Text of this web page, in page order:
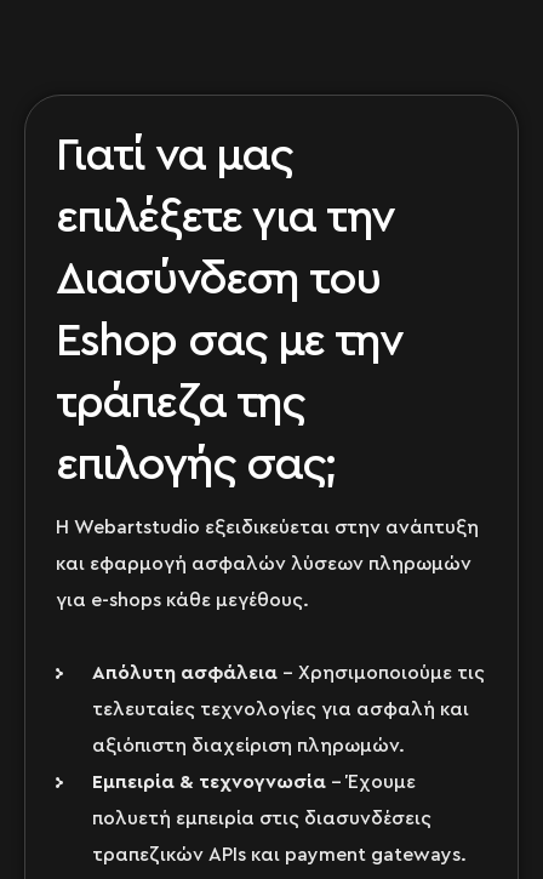
Γιατί να μας
επιλέξετε για την
Διασύνδεση του
Eshop σας με την
τράπεζα της
επιλογής σας;
Η Webartstudio εξειδικεύεται στην ανάπτυξη
και εφαρμογή ασφαλών λύσεων πληρωμών
για e-shops κάθε μεγέθους.
Απόλυτη ασφάλεια – Χρησιμοποιούμε τις
τελευταίες τεχνολογίες για ασφαλή και
αξιόπιστη διαχείριση πληρωμών.
Εμπειρία & τεχνογνωσία – Έχουμε
πολυετή εμπειρία στις διασυνδέσεις
τραπεζικών APIs και payment gateways.